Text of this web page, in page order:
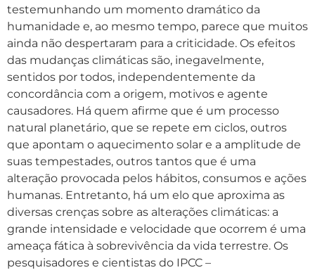
testemunhando um momento dramático da
humanidade e, ao mesmo tempo, parece que muitos
ainda não despertaram para a criticidade. Os efeitos
das mudanças climáticas são, inegavelmente,
sentidos por todos, independentemente da
concordância com a origem, motivos e agente
causadores. Há quem afirme que é um processo
natural planetário, que se repete em ciclos, outros
que apontam o aquecimento solar e a amplitude de
suas tempestades, outros tantos que é uma
alteração provocada pelos hábitos, consumos e ações
humanas. Entretanto, há um elo que aproxima as
diversas crenças sobre as alterações climáticas: a
grande intensidade e velocidade que ocorrem é uma
ameaça fática à sobrevivência da vida terrestre. Os
pesquisadores e cientistas do IPCC –